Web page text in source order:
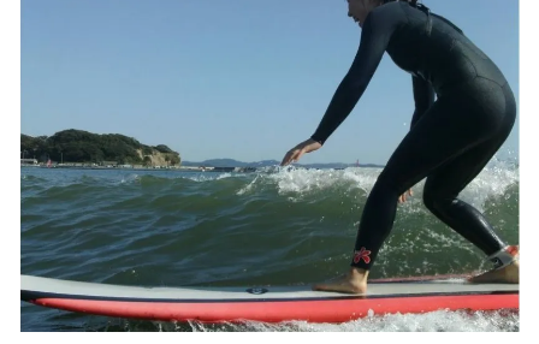
提供元：株式会社西武・プリンスホテルズワールドワイド
この記事は箱根 芦ノ湖畔蛸川温泉 龍宮殿のPR記事です。